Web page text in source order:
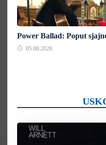
Power Ballad: Poput
05.08.2026.